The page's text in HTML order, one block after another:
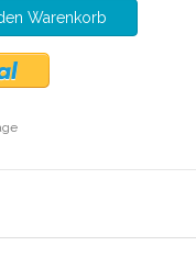
Warenkorb